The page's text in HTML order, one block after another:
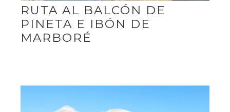
RUTA AL BALCÓN DE
PINETA E IBÓN DE
MARBORÉ